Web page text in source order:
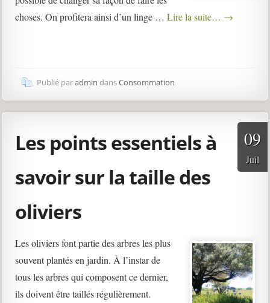
choses. On profitera ainsi d’un linge …Lire la suite… →
Publié paradmin dansConsommation
Les points essentiels à
savoir sur la taille des
oliviers
09
Juil
Les oliviers font partie des arbres les plus
souvent plantés en jardin. À l’instar de
tous les arbres qui composent ce dernier,
ils doivent être taillés régulièrement.